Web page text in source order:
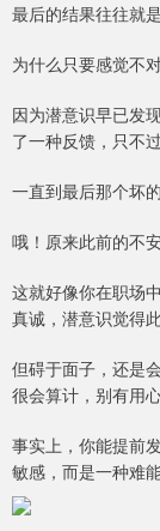
最后的结果往往就
为什么只要感觉不
因为潜意识早已发
了一种反馈，只不
一直到最后那个坏
哦！原来此前的不
这就好像你在职场
真诚，潜意识觉得
但碍于面子，还是
很会算计，别有用心
事实上，你能提前
敏感，而是一种难